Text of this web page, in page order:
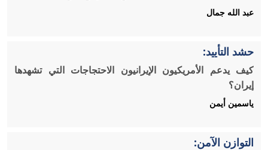
عبد الله جمال
حشد التأييد:
كيف يدعم الأمريكيون الإيرانيون الاحتجاجات التي تشهدها
إيران؟
ياسمين أيمن
التوازن الآمن: